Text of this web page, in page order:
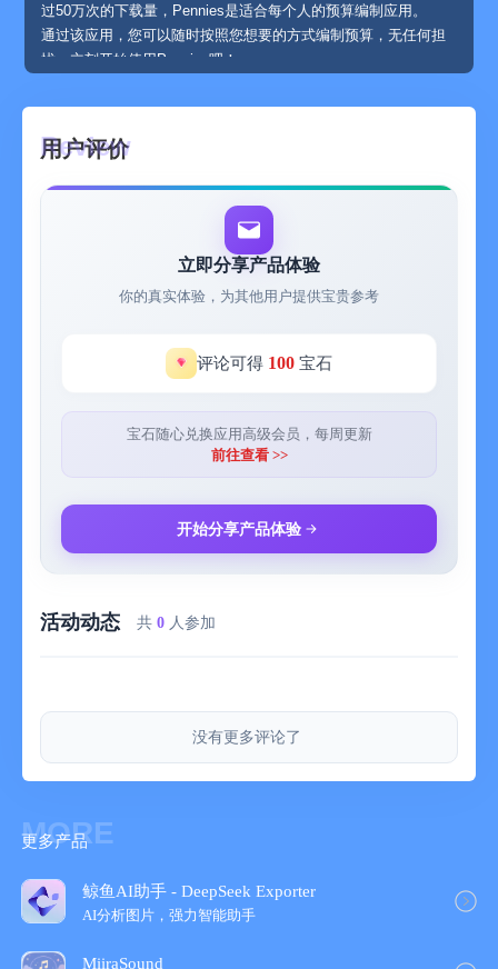
过50万次的下载量，Pennies是适合每个人的预算编制应用。
通过该应用，您可以随时按照您想要的方式编制预算，无任何担
忧。立刻开始使用Pennies吧！
主要功能
• 通过iCloud在您的所有iOS设备间备份和共享您的预算。
Pennies可以安装于您的iPhone、Watch和iPad，为您无缝同步预
• 与发薪日保持同步 - Pennies独特的“发薪日”预算会将周末和国
家法定假期考虑在内。通过每周、每月、每两周和每月两次发薪
日选项，您的预算将会在您的发薪当日自动更新。
• 设置任意数量的预算 – 您想追踪不止一项预算？没问题，
• 为单项预算使用世界上的任何货币。
• 只需点击一下便可以在预算间轻松转账。
和预算期间添加和编辑支出，Pennies会重新计算您的当前预算，
让您始终了解最新的支出动态。
• 更加智能并且有趣。Pennies可以为您完成所有苦差事，告诉您
Pennies会在明天为您提供更多花费预算。
• 您应该花钱还是应该存钱？Pennies会使用显眼的颜色显示您的
支出和财务健康状态，帮助您降低或提高花钱速度，让您保持正
• 买东西？酷毙了，只需加进来就可以。Pennies只关心数字，这
和支出。需要iPhone 6s / 6s+ 设备。
• 前往通知中心的今日视图，立刻添加Pennies，您将看到每日预
算的便捷视图，只需点击一下便可在Pennies中查看这些预算。
创建。我的目的是简化预算编制，让它变得有趣和激动人心，为
应用都非常复杂和无趣——Pennies旨在让您能够按照自己真正想
要的方式编制预算，将个人财务中的“个人”看得比“财务” 更加重
如果您喜欢使用Pennies，请评价该应用！如果您想要任何功能，
用户评价
立即分享产品体验
你的真实体验，为其他用户提供宝贵参考
评论可得 100 宝石
宝石随心兑换应用高级会员，每周更新
前往查看 >>
开始分享产品体验
活动动态 共 0 人参加
没有更多评论了
MORE
更多产品
鲸鱼AI助手 - DeepSeek Exporter
AI分析图片，强力智能助手
MiiraSound